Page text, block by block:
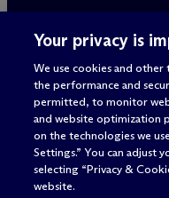
Rechtliche Hinweise/
Privacy & Cookie
Sitemap
Anwaltswerbung©
Your privacy is
We use cookies and
the performance and
permitted, to monitor
and website optimization
on the technologies we
Settings.” You can adjust
selecting “Privacy &
website.